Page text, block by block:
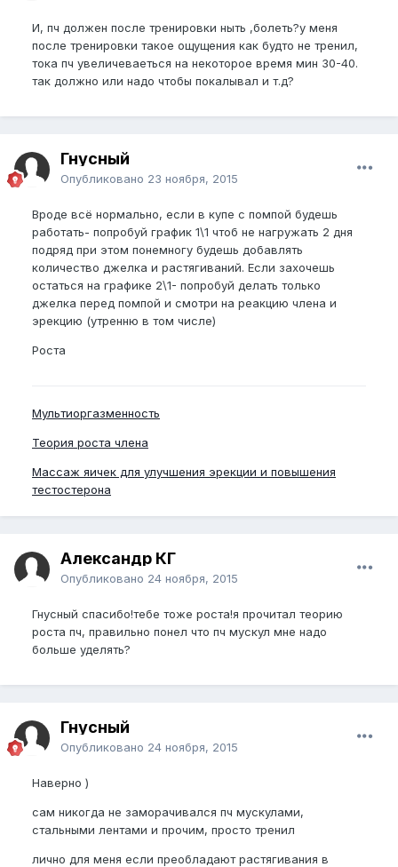
И, пч должен после тренировки ныть ,болеть?у меня
после тренировки такое ощущения как будто не тренил,
тока пч увеличеваеться на некоторое время мин 30-40.
так должно или надо чтобы покалывал и т.д?
Гнусный
Опубликовано 23 ноября, 2015
Вроде всё нормально, если в купе с помпой будешь
работать- попробуй график 1\1 чтоб не нагружать 2 дня
подряд при этом понемногу будешь добавлять
количество джелка и растягиваний. Если захочешь
остаться на графике 2\1- попробуй делать только
джелка перед помпой и смотри на реакцию члена и
эрекцию (утренню в том числе)
Роста
Мультиоргазменность
Теория роста члена
Массаж яичек для улучшения эрекции и повышения
тестостерона
Александр КГ
Опубликовано 24 ноября, 2015
Гнусный спасибо!тебе тоже роста!я прочитал теорию
роста пч, правильно понел что пч мускул мне надо
больше уделять?
Гнусный
Опубликовано 24 ноября, 2015
Наверно )
сам никогда не заморачивался пч мускулами,
стальными лентами и прочим, просто тренил
лично для меня если преобладают растягивания в